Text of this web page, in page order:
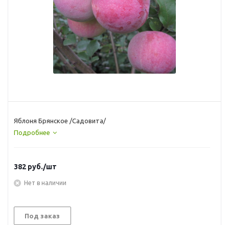
Яблоня Брянское /Садовита/
Подробнее
382 руб./шт
Нет в наличии
Под заказ